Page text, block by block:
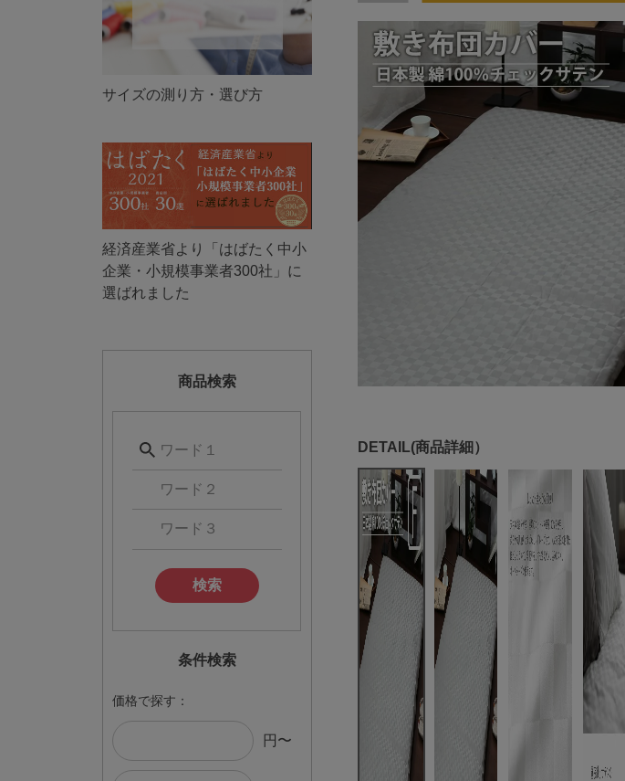
サイズの測り方・選び方
経済産業省より「はばたく中小
企業・小規模事業者300社」に
選ばれました
商品検索
検索
条件検索
価格で探す：
円〜